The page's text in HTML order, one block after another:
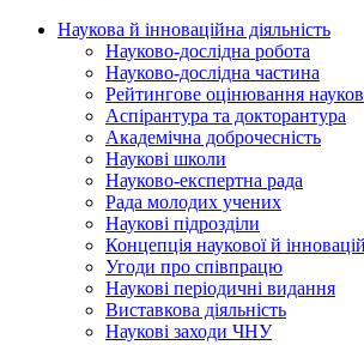
Наукова й інноваційна діяльність
Науково-дослідна робота
Науково-дослідна частина
Рейтингове оцінювання
Аспірантура та докторантура
Академічна доброчесність
Наукові школи
Науково-експертна рада
Рада молодих учених
Наукові підрозділи
Концепція наукової й
Угоди про співпрацю
Наукові періодичні видання
Виставкова діяльність
Наукові заходи ЧНУ